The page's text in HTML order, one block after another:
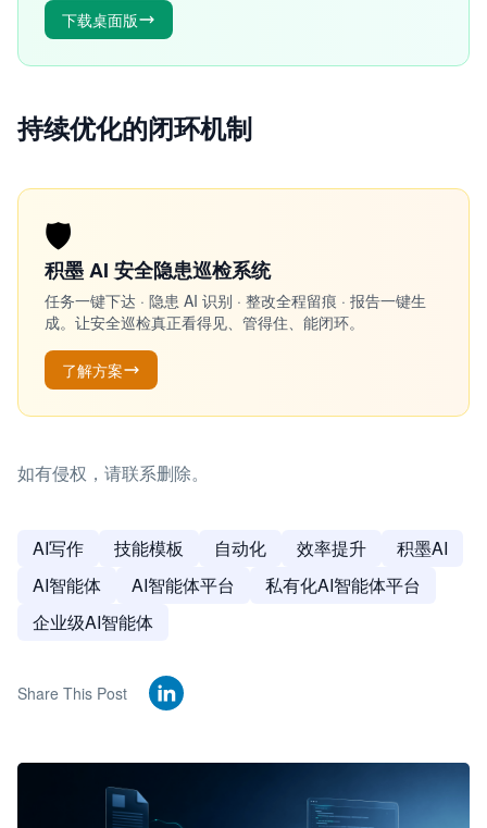
下载桌面版
持续优化的闭环机制
🛡️
积墨 AI 安全隐患巡检系统
任务一键下达 · 隐患 AI 识别 · 整改全程留痕 · 报告一键生
成。让安全巡检真正看得见、管得住、能闭环。
了解方案
如有侵权，请联系删除。
AI写作 技能模板 自动化 效率提升
积墨AI
AI智能体
AI智能体平台
私有化AI智能体平台
企业级AI智能体
Share This Post